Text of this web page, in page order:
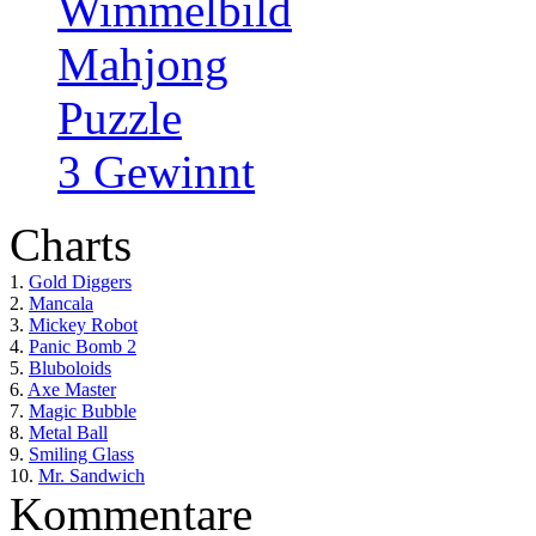
Mahjong
Puzzle
3 Gewinnt
Charts
1. Gold Diggers
2. Mancala
3. Mickey Robot
4. Panic Bomb 2
5. Bluboloids
6. Axe Master
7. Magic Bubble
8. Metal Ball
9. Smiling Glass
10. Mr. Sandwich
Kommentare